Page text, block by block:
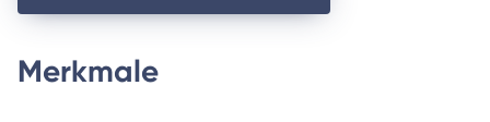
Merkmale